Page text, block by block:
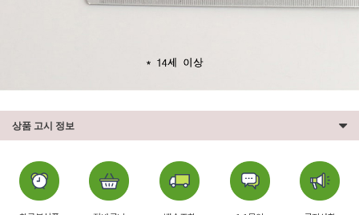
상품 고시 정보